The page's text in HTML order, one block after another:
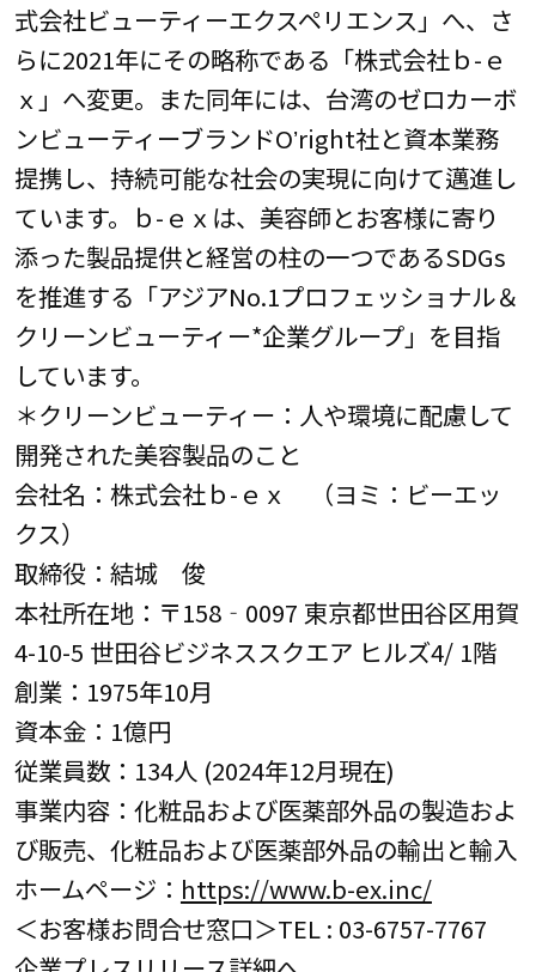
式会社ビューティーエクスペリエンス」へ、さ
らに2021年にその略称である「株式会社ｂ-ｅ
ｘ」へ変更。また同年には、台湾のゼロカーボ
ンビューティーブランドOʼright社と資本業務
提携し、持続可能な社会の実現に向けて邁進し
ています。ｂ-ｅｘは、美容師とお客様に寄り
添った製品提供と経営の柱の一つであるSDGs
を推進する「アジアNo.1プロフェッショナル＆
クリーンビューティー*企業グループ」を目指
しています。
＊クリーンビューティー：人や環境に配慮して
開発された美容製品のこと
会社名：株式会社ｂ-ｅｘ （ヨミ：ビーエッ
クス）
取締役：結城 俊
本社所在地：〒158‐0097 東京都世田谷区用賀
4-10-5 世田谷ビジネススクエア ヒルズ4/ 1階
創業：1975年10月
資本金：1億円
従業員数：134人 (2024年12月現在)
事業内容：化粧品および医薬部外品の製造およ
び販売、化粧品および医薬部外品の輸出と輸入
ホームページ： https://www.b-ex.inc/
＜お客様お問合せ窓口＞TEL : 03-6757-7767